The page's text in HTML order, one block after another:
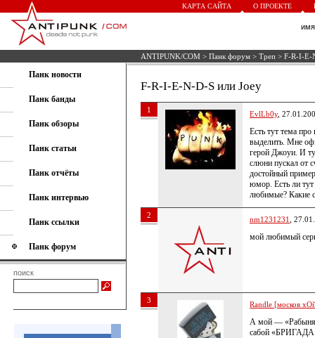
КАРТА САЙТА О ПРОЕКТЕ
ANTIPUNK/COM > Панк форум > Треп > F-R-I-E-
Панк новости
Панк банды
Панк обзоры
Панк статьи
Панк отчёты
Панк интервью
Панк ссылки
Панк форум
поиск
F-R-I-E-N-D-S или Joey
1 EvlLb0y,
Есть тут тема
выделить. Мне
герой Джоуи. И
слюни пускал от
достойный
юмор. Есть ли
любимые? Какие
2 nm1231231 ,
мой любимый
3 Randle [москов
А мой — «Рабыня
сабой